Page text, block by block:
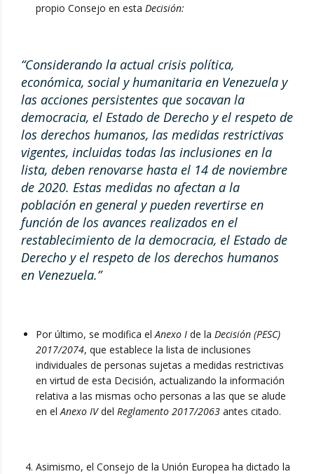
propio Consejo en esta Decisión:
“Considerando la actual crisis política,
económica, social y humanitaria en Venezuela y
las acciones persistentes que socavan la
democracia, el Estado de Derecho y el respeto de
los derechos humanos, las medidas restrictivas
vigentes, incluidas todas las inclusiones en la
lista, deben renovarse hasta el 14 de noviembre
de 2020. Estas medidas no afectan a la
población en general y pueden revertirse en
función de los avances realizados en el
restablecimiento de la democracia, el Estado de
Derecho y el respeto de los derechos humanos
en Venezuela.”
Por último, se modifica elAnexo I de la Decisión (PESC)
2017/2074, que establece la lista de inclusiones
individuales de personas sujetas a medidas restrictivas
en virtud de esta Decisión, actualizando la información
relativa a las mismas ocho personas a las que se alude
en elAnexo IVdel Reglamento 2017/2063 antes citado.
Asimismo, el Consejo de la Unión Europea ha dictado la